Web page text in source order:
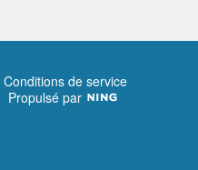
Conditions de service
Propulsé par